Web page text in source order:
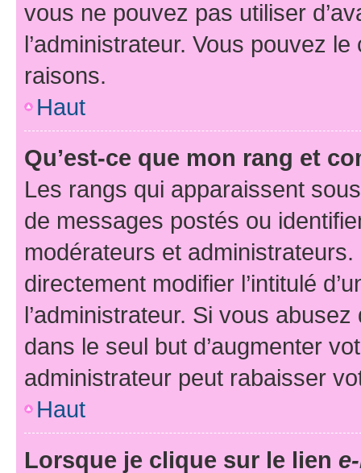
vous ne pouvez pas utiliser
l’administrateur. Vous pouvez
raisons.
Haut
Qu’est-ce que mon rang et
Les rangs qui apparaissent
de messages postés ou
modérateurs et
directement modifier l’intitulé
l’administrateur. Si vous
dans le seul but d’augmenter
administrateur peut rabaisser
Haut
Lorsque je clique sur le lien